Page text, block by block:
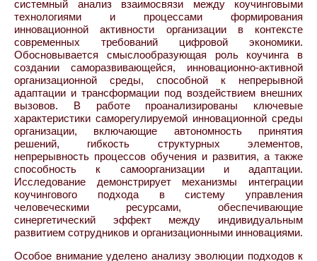
системный анализ взаимосвязи между коучинговыми
технологиями и процессами формирования
инновационной активности организации в контексте
современных требований цифровой экономики.
Обосновывается смыслообразующая роль коучинга в
создании саморазвивающейся, инновационно-активной
организационной среды, способной к непрерывной
адаптации и трансформации под воздействием внешних
вызовов. В работе проанализированы ключевые
характеристики саморегулируемой инновационной среды
организации, включающие автономность принятия
решений, гибкость структурных элементов,
непрерывность процессов обучения и развития, а также
способность к самоорганизации и адаптации.
Исследование демонстрирует механизмы интеграции
коучингового подхода в систему управления
человеческими ресурсами, обеспечивающие
синергетический эффект между индивидуальным
развитием сотрудников и организационными инновациями.
Особое внимание уделено анализу эволюции подходов к